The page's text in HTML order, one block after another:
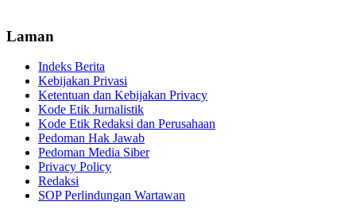
Laman
Indeks Berita
Kebijakan Privasi
Ketentuan dan Kebijakan Privacy
Kode Etik Jurnalistik
Kode Etik Redaksi dan Perusahaan
Pedoman Hak Jawab
Pedoman Media Siber
Privacy Policy
Redaksi
SOP Perlindungan Wartawan